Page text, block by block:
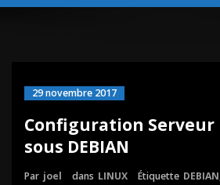
29 novembre 2017
Configuration Serveur
sous DEBIAN
Par joel dans LINUX Étiquette DEBIAN